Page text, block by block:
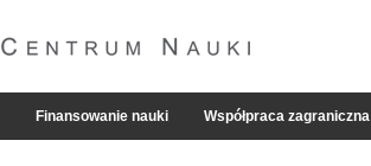
Finansowanie nauki Współpraca zagraniczna